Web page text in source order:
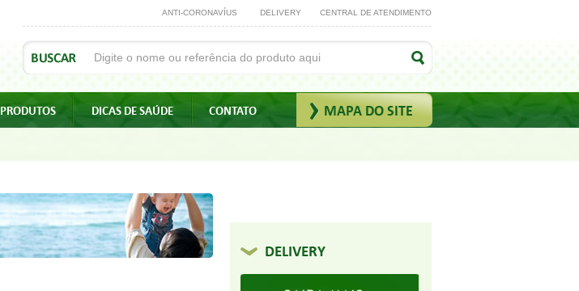
CENTRAL DE ATENDIMENTO
DELIVERY
ANTI-CORONAVÍUS
PRODUTOS DICAS DE SAÚDE CONTATO MAPA DO SITE
DELIVERY